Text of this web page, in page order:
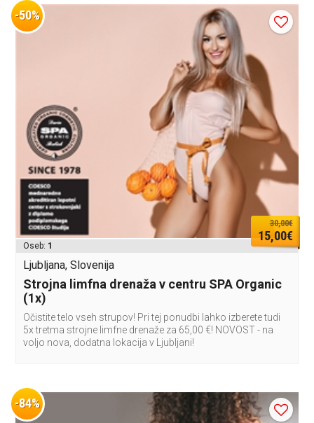
-50%
30,00€
15,00€
Oseb: 1
Ljubljana, Slovenija
Strojna limfna drenaža v centru SPA Organic
(1x)
Očistite telo vseh strupov! Pri tej ponudbi lahko izberete tudi
5x tretma strojne limfne drenaže za 65,00 €! NOVOST - na
voljo nova, dodatna lokacija v Ljubljani!
-84%